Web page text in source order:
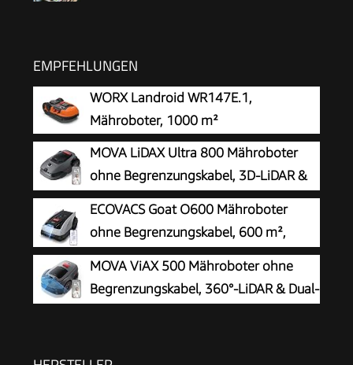
EMPFEHLUNGEN
WORX Landroid WR147E.1,
Mähroboter, 1000 m²
MOVA LiDAX Ultra 800 Mähroboter
ohne Begrenzungskabel, 3D-LiDAR &
KI Vision
ECOVACS Goat O600 Mähroboter
ohne Begrenzungskabel, 600 m²,
RTK+Vision-Navigation,
Rasenmähroboter, KI-Hindernisvermeidung, App
Steuerung, passiert 0,7 m schmale Stellen
MOVA ViAX 500 Mähroboter ohne
Begrenzungskabel, 360°-LiDAR & Dual-